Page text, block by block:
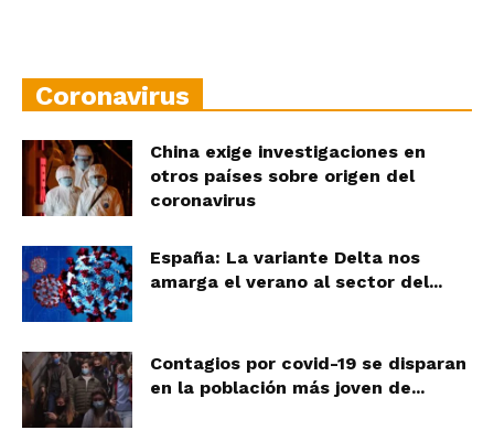
Coronavirus
China exige investigaciones en
otros países sobre origen del
coronavirus
España: La variante Delta nos
amarga el verano al sector del...
Contagios por covid-19 se disparan
en la población más joven de...